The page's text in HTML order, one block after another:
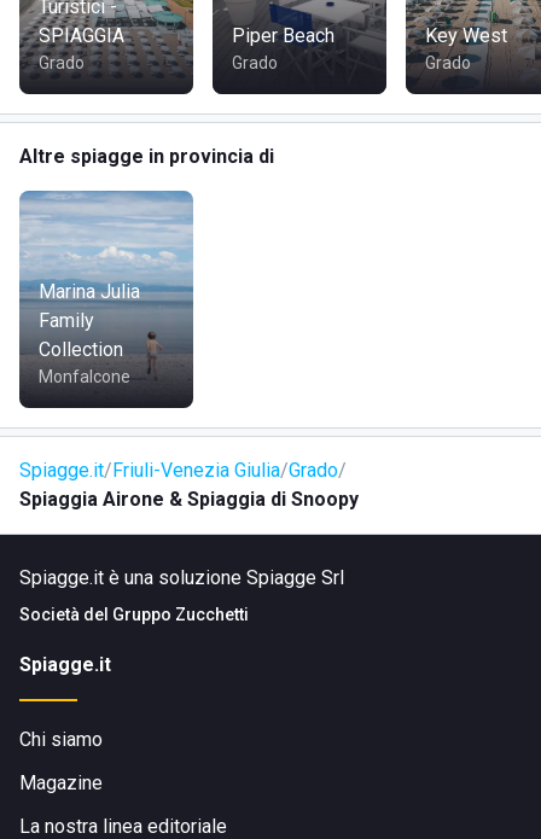
Bar e ristorante
Wi-Fi gratuito
La struttura si trova presso Viale dell'Orione, a
provincia di Gorizia. Questa località è nota per le sue
caratteristiche lagunari, con un ambiente tranquillo e
rilassante vicino al centro abitato.
COME RAGGIUNGERE AIRONE
Lo stabilimento è facilmente raggiungibile tramite il
può accedere a piedi, in bicicletta, in auto o con i mezzi
pubblici, rendendo la visita comoda per tutti i visitatori.
Turistici -
SPIAGGIA
Grado
Piper Beach
Grado
Key West
Grado
Altre spiagge in provincia di
Marina Julia
Family
Collection
Monfalcone
Spiagge.it Friuli-Venezia Giulia Grado
Spiaggia Airone & Spiaggia di Snoopy
Spiagge.it è una soluzione Spiagge Srl
Società del Gruppo Zucchetti
Spiagge.it
Chi siamo
Magazine
La nostra linea editoriale